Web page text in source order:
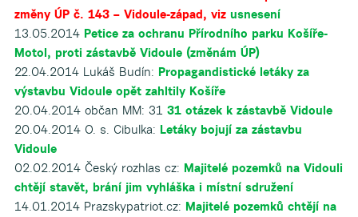
změny ÚP č. 143 – Vidoule-západ, viz usnesení
13.05.2014 Petice za ochranu Přírodního parku Košíře-
Motol, proti zástavbě Vidoule (změnám ÚP)
22.04.2014 Lukáš Budín: Propagandistické letáky za
výstavbu Vidoule opět zahltily Košíře
20.04.2014 občan MM: 31 31 otázek k zástavbě Vidoule
20.04.2014 O. s. Cibulka: Letáky bojují za zástavbu
Vidoule
02.02.2014 Český rozhlas cz: Majitelé pozemků na Vidouli
chtějí stavět, brání jim vyhláška i místní sdružení
14.01.2014 Prazskypatriot.cz: Majitelé pozemků chtějí na